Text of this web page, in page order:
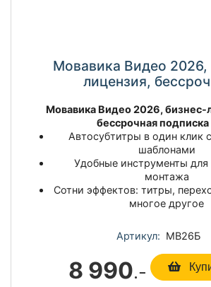
Мовавика Видео 2026,
лицензия,
Мовавика Видео 2026, бизнес-
бессрочная подписка
Автосубтитры в один клик
шаблонами
Удобные инструменты для
монтажа
Сотни эффектов: титры,
многое другое
Артикул: МВ26Б
8 990.-